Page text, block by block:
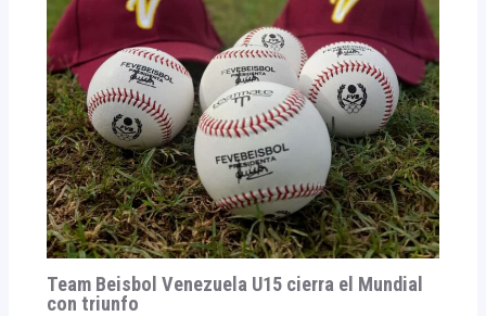
Team Beisbol Venezuela U15 cierra el Mundial
con triunfo